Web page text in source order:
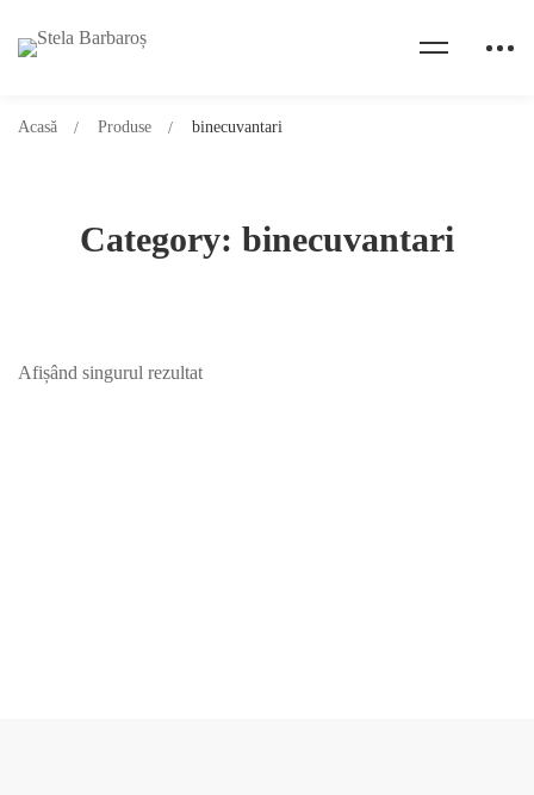
Category: binecuvantari
Acasă Produse binecuvantari
Afișând singurul rezultat